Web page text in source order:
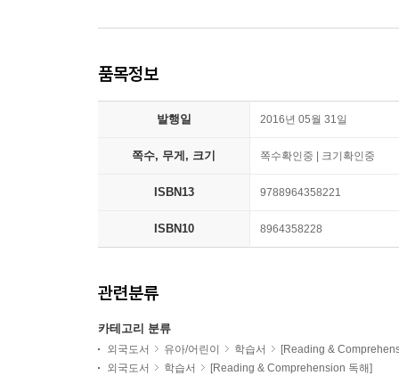
품목정보
발행일 2016년 05월 31일
쪽수, 무게, 크기 쪽수확인중 | 크기확인중
ISBN13 9788964358221
ISBN10 8964358228
관련분류
카테고리 분류
외국도서 유아/어린이 학습서
[Reading &
외국도서
학습서 [Reading & Comprehension 독해]